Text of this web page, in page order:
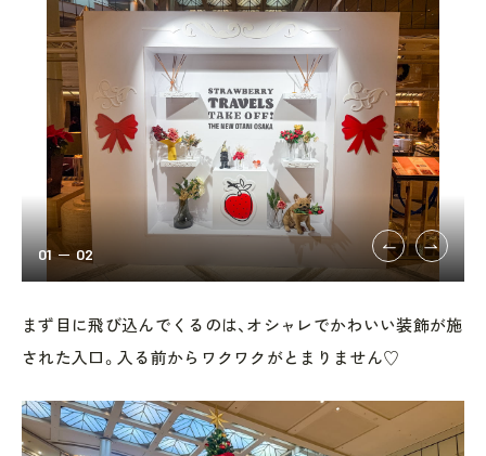
01 02
まず目に飛び込んでくるのは、オシャレでかわいい装飾が施
された入口。入る前からワクワクがとまりません♡